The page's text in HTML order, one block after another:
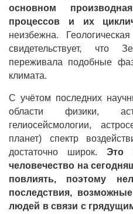
основном
процессов и их
неизбежна.
свидетельствует, что
переживала подобные
климата.
С учётом последних
области физики,
гелиосейсмологии,
планет) спектр
достаточно широк.Это
человечество на
повлиять, поэтому
последствия,
людей в связи с